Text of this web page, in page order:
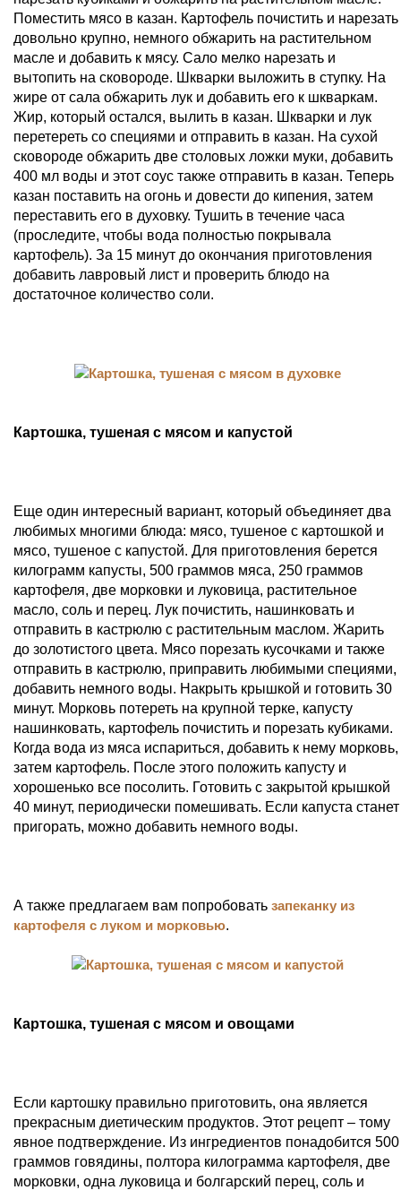
Поместить мясо в казан. Картофель почистить и нарезать
довольно крупно, немного обжарить на растительном
масле и добавить к мясу. Сало мелко нарезать и
вытопить на сковороде. Шкварки выложить в ступку. На
жире от сала обжарить лук и добавить его к шкваркам.
Жир, который остался, вылить в казан. Шкварки и лук
перетереть со специями и отправить в казан. На сухой
сковороде обжарить две столовых ложки муки, добавить
400 мл воды и этот соус также отправить в казан. Теперь
казан поставить на огонь и довести до кипения, затем
переставить его в духовку. Тушить в течение часа
(проследите, чтобы вода полностью покрывала
картофель). За 15 минут до окончания приготовления
добавить лавровый лист и проверить блюдо на
достаточное количество соли.
Картошка, тушеная с мясом и капустой
Еще один интересный вариант, который объединяет два
любимых многими блюда: мясо, тушеное с картошкой и
мясо, тушеное с капустой. Для приготовления берется
килограмм капусты, 500 граммов мяса, 250 граммов
картофеля, две морковки и луковица, растительное
масло, соль и перец. Лук почистить, нашинковать и
отправить в кастрюлю с растительным маслом. Жарить
до золотистого цвета. Мясо порезать кусочками и также
отправить в кастрюлю, приправить любимыми специями,
добавить немного воды. Накрыть крышкой и готовить 30
минут. Морковь потереть на крупной терке, капусту
нашинковать, картофель почистить и порезать кубиками.
Когда вода из мяса испариться, добавить к нему морковь,
затем картофель. После этого положить капусту и
хорошенько все посолить. Готовить с закрытой крышкой
40 минут, периодически помешивать. Если капуста станет
пригорать, можно добавить немного воды.
А также предлагаем вам попробовать запеканку из
картофеля с луком и морковью.
Картошка, тушеная с мясом и овощами
Если картошку правильно приготовить, она является
прекрасным диетическим продуктов. Этот рецепт – тому
явное подтверждение. Из ингредиентов понадобится 500
граммов говядины, полтора килограмма картофеля, две
морковки, одна луковица и болгарский перец, соль и